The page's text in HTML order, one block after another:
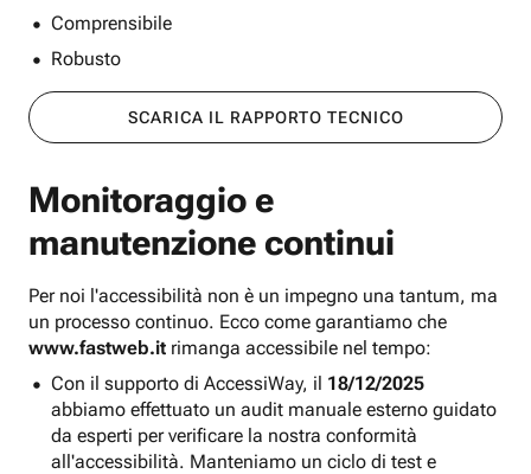
Comprensibile
Robusto
SCARICA IL RAPPORTO TECNICO
Monitoraggio e
manutenzione continui
Per noi l'accessibilità non è un impegno una tantum, ma
un processo continuo. Ecco come garantiamo che
www.fastweb.it rimanga accessibile nel tempo:
Con il supporto di AccessiWay, il 18/12/2025
abbiamo effettuato un audit manuale esterno guidato
da esperti per verificare la nostra conformità
all'accessibilità. Manteniamo un ciclo di test e